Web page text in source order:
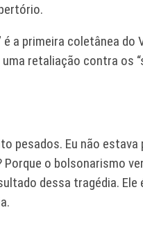
é a primeira coletânea
retaliação contra os
pesados. Eu não
o bolsonarismo
dessa tragédia.